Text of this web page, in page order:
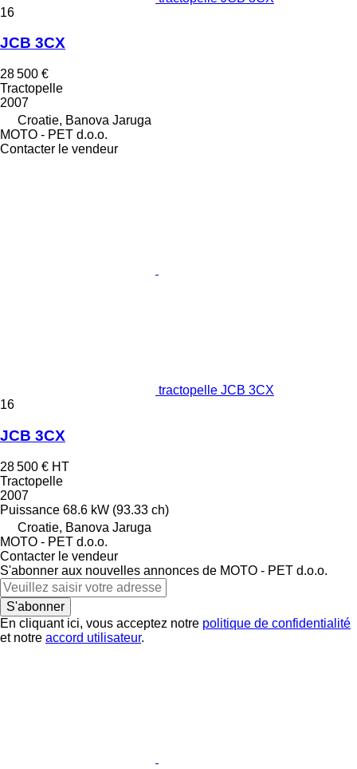
16
JCB 3CX
28 500 €
Tractopelle
2007
Croatie, Banova Jaruga
MOTO - PET d.o.o.
Contacter le vendeur
tractopelle JCB 3CX
16
JCB 3CX
28 500 € HT
Tractopelle
2007
Puissance 68.6 kW (93.33 ch)
Croatie, Banova Jaruga
MOTO - PET d.o.o.
Contacter le vendeur
S'abonner aux nouvelles annonces de MOTO - PET d.o.o.
S'abonner
En cliquant ici, vous acceptez notre politique de confidentialité
et notre accord utilisateur.